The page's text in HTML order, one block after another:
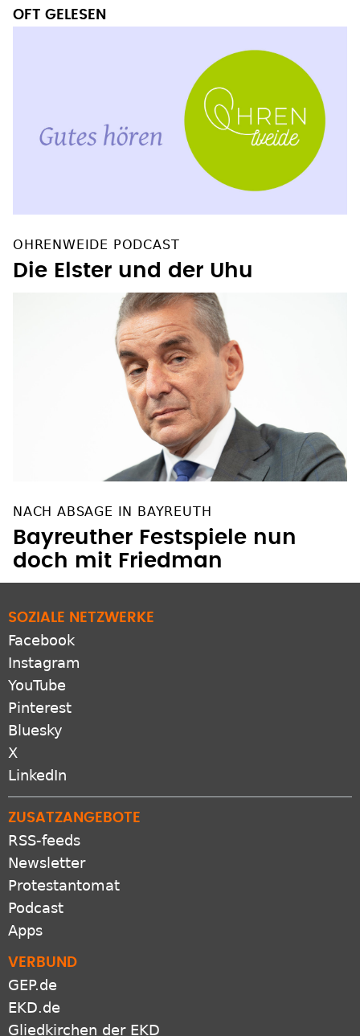
OFT GELESEN
OHRENWEIDE PODCAST
Die Elster und der Uhu
NACH ABSAGE IN BAYREUTH
Bayreuther Festspiele nun
doch mit Friedman
SOZIALE NETZWERKE
Facebook
Instagram
YouTube
Pinterest
Bluesky
X
LinkedIn
ZUSATZANGEBOTE
RSS-feeds
Newsletter
Protestantomat
Podcast
Apps
VERBUND
GEP.de
EKD.de
Gliedkirchen der EKD